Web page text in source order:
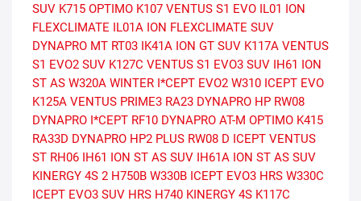
SUV K715 OPTIMO K107 VENTUS S1 EVO IL01 ION
FLEXCLIMATE IL01A ION FLEXCLIMATE SUV
DYNAPRO MT RT03 IK41A ION GT SUV K117A VENTUS
S1 EVO2 SUV K127C VENTUS S1 EVO3 SUV IH61 ION
ST AS W320A WINTER I*CEPT EVO2 W310 ICEPT EVO
K125A VENTUS PRIME3 RA23 DYNAPRO HP RW08
DYNAPRO I*CEPT RF10 DYNAPRO AT-M OPTIMO K415
RA33D DYNAPRO HP2 PLUS RW08 D ICEPT VENTUS
ST RH06 IH61 ION ST AS SUV IH61A ION ST AS SUV
KINERGY 4S 2 H750B W330B ICEPT EVO3 HRS W330C
ICEPT EVO3 SUV HRS H740 KINERGY 4S K117C